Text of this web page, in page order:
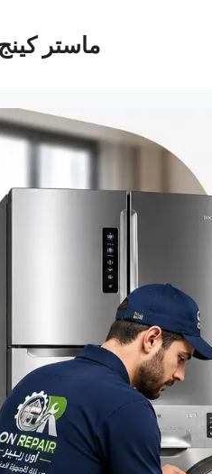
ماستر